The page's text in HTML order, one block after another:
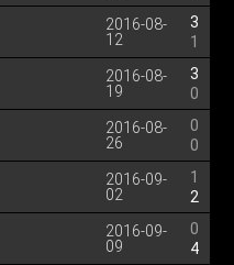
2016-08-
12
3
1
2016-08-
19
3
0
2016-08-
26
0
0
2016-09-
02
1
2
2016-09-
09
0
4